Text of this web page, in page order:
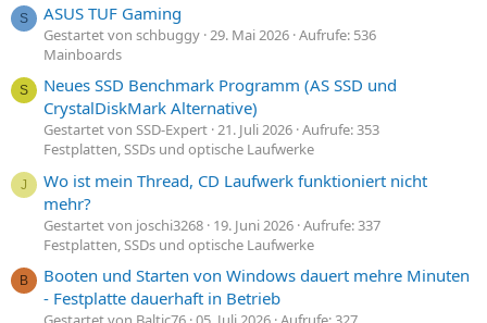
S ASUS TUF Gaming
Gestartet von schbuggy 29. Mai 2026 Aufrufe: 536
Mainboards
S
Neues SSD Benchmark Programm (AS SSD und
CrystalDiskMark Alternative)
Gestartet von SSD-Expert 21. Juli 2026 Aufrufe: 353
Festplatten, SSDs und optische Laufwerke
J
Wo ist mein Thread, CD Laufwerk funktioniert nicht
mehr?
Gestartet von joschi3268 19. Juni 2026 Aufrufe: 337
Festplatten, SSDs und optische Laufwerke
B
Booten und Starten von Windows dauert mehre Minuten
- Festplatte dauerhaft in Betrieb